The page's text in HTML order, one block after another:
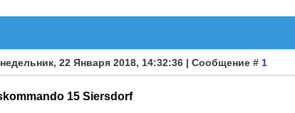
22 Января 2018, 14:32:36 | Сообщение # 1
15 Siersdorf